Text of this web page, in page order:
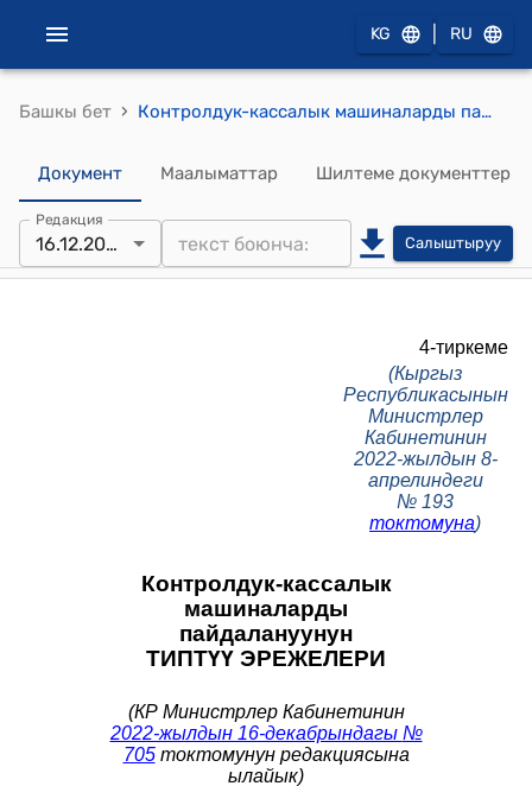
KG RU
Башкы бет › Контролдук-кассалык машиналарды пайдалануунун ТИПТҮҮ ЭРЕЖЕЛЕРИ (Кыргыз Республикасынын Министрлер Кабинетинин 2022-жылдын 8-апрелиндеги № 193 токтому менен бекитилген)
Документ Маалыматтар Шилтеме документтер
Редакция
16.12.2022 Салыштыруу